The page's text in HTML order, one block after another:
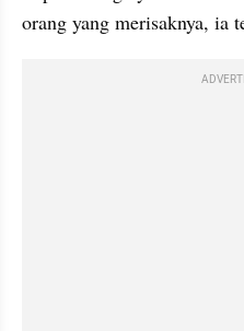
orang yang merisaknya, ia